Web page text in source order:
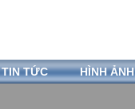
TIN TỨC HÌNH ẢNH